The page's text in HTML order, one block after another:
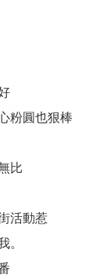
粉圓也狠棒
比
活動惹
。